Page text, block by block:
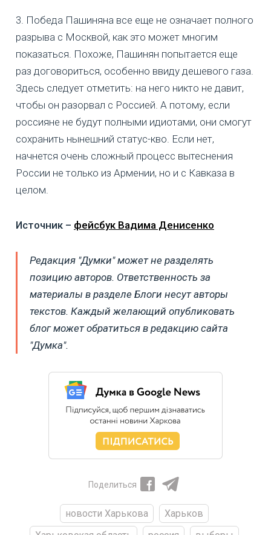
3. Победа Пашиняна все еще не означает полного
разрыва с Москвой, как это может многим
показаться. Похоже, Пашинян попытается еще
раз договориться, особенно ввиду дешевого газа.
Здесь следует отметить: на него никто не давит,
чтобы он разорвал с Россией. А потому, если
россияне не будут полными идиотами, они смогут
сохранить нынешний статус-кво. Если нет,
начнется очень сложный процесс вытеснения
России не только из Армении, но и с Кавказа в
целом.
Источник – фейсбук Вадима Денисенко
Редакция "Думки" может не разделять
позицию авторов. Ответственность за
материалы в разделе Блоги несут авторы
текстов. Каждый желающий опубликовать
блог может обратиться в редакцию сайта
"Думка".
Поделиться
новости Харькова
Харьков